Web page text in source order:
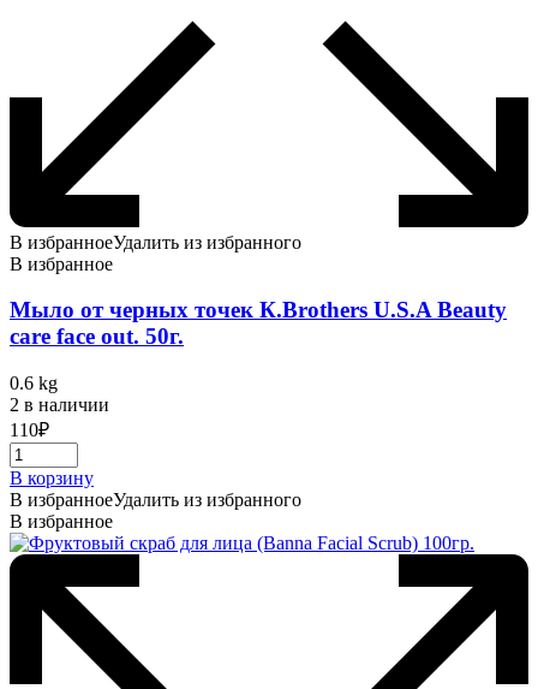
В избранноеУдалить из избранного
В избранное
Мыло от черных точек К.Brothers U.S.A Beauty
care face out. 50г.
0.6 kg
2 в наличии
110₽
В корзину
В избранноеУдалить из избранного
В избранное